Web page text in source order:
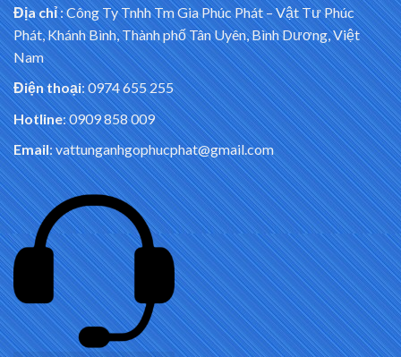
Địa chỉ:Công Ty Tnhh Tm Gia Phúc Phát – Vật Tư Phúc
Phát, Khánh Bình, Thành phố Tân Uyên, Bình Dương, Việt
Nam
Điện thoại: 0974 655 255
Hotline: 0909 858 009
Email: vattunganhgophucphat@gmail.com